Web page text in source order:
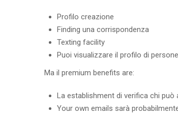
Profilo creazione
Finding una corrispondenza
Texting facility
Puoi visualizzare il profilo di
Ma il premium benefits are:
La establishment di verifica chi
Your own emails sarà